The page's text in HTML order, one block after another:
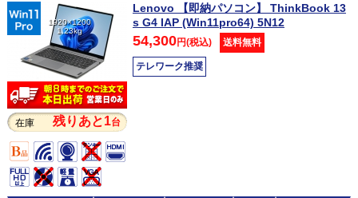
1920×1200
1.23kg
在庫 残りあと1台
Lenovo 【即納パソコン】 ThinkBook 13
s G4 IAP (Win11pro64) 5N12
54,300円(税込) 送料無料
テレワーク推奨